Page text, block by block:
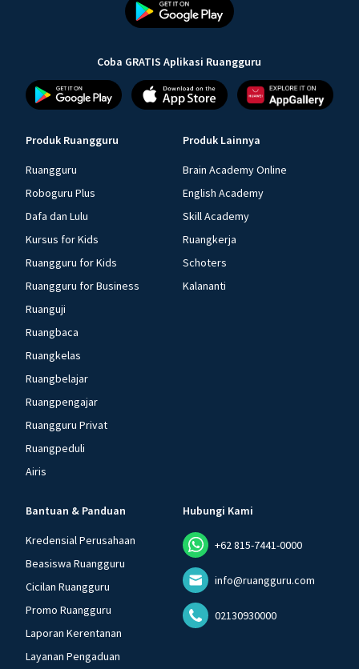
Coba GRATIS Aplikasi Ruangguru
Produk Ruangguru
Ruangguru
Roboguru Plus
Dafa dan Lulu
Kursus for Kids
Ruangguru for Kids
Ruangguru for Business
Ruanguji
Ruangbaca
Ruangkelas
Ruangbelajar
Ruangpengajar
Ruangguru Privat
Ruangpeduli
Airis
Produk Lainnya
Brain Academy Online
English Academy
Skill Academy
Ruangkerja
Schoters
Kalananti
Bantuan & Panduan
Kredensial Perusahaan
Beasiswa Ruangguru
Cicilan Ruangguru
Promo Ruangguru
Laporan Kerentanan
Layanan Pengaduan
Hubungi Kami
+62 815-7441-0000
info@ruangguru.com
02130930000